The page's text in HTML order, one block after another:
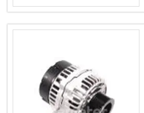
Дзеркала
Оптика
Фітинги
Запчастини для навіски
Фільтри
Датчики та соленоїди